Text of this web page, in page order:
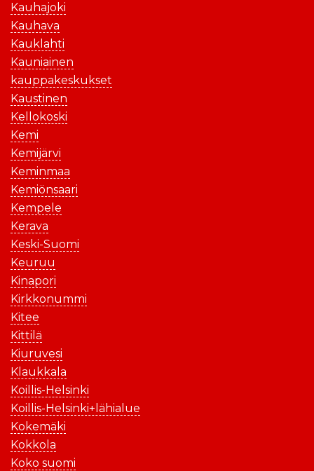
Kauhajoki
Kauhava
Kauklahti
Kauniainen
kauppakeskukset
Kaustinen
Kellokoski
Kemi
Kemijärvi
Keminmaa
Kemiönsaari
Kempele
Kerava
Keski-Suomi
Keuruu
Kinapori
Kirkkonummi
Kitee
Kittilä
Kiuruvesi
Klaukkala
Koillis-Helsinki
Koillis-Helsinki+lähialue
Kokemäki
Kokkola
Koko suomi